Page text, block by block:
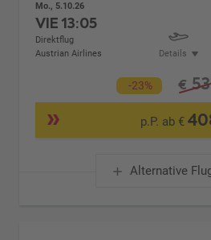
Mo., 5.10.26
VIE13:05
Direktflug
Austrian Airlines
Details
-23% €
p.P. ab €
Alternative